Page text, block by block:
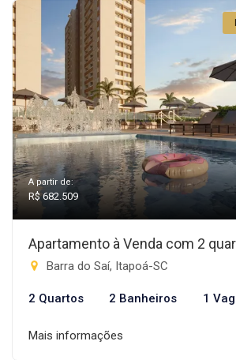
A partir de:
R$ 682.509
Apartamento à Venda com 2
Barra do Saí, Itapoá-SC
2 Quartos 2 Banheiros 1
Mais informações